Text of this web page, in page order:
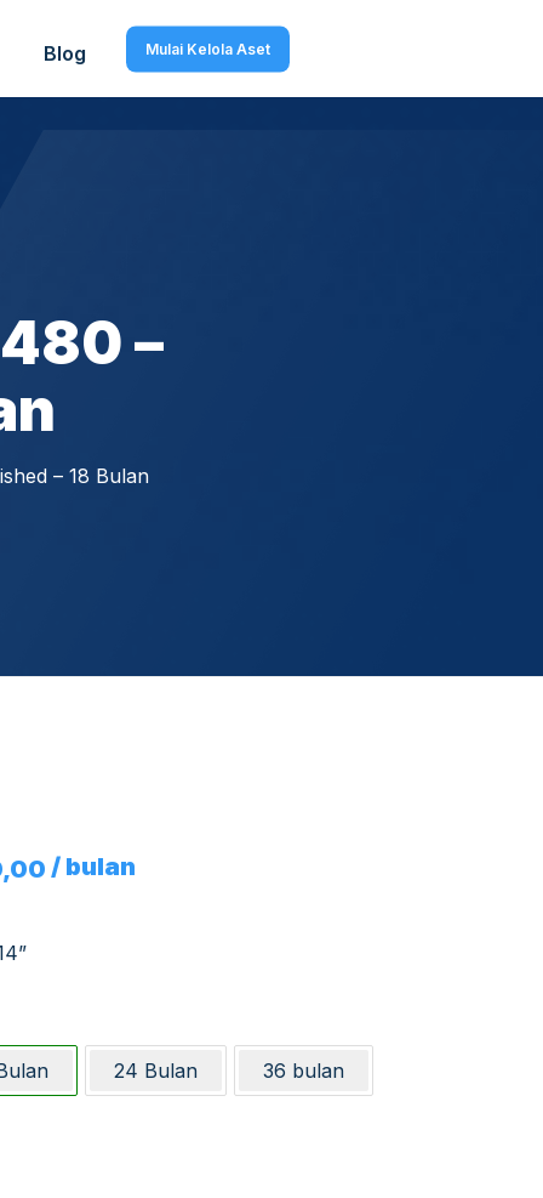
Blog Mulai Kelola Aset
–
– 18 Bulan
/ bulan
24 Bulan 36 bulan